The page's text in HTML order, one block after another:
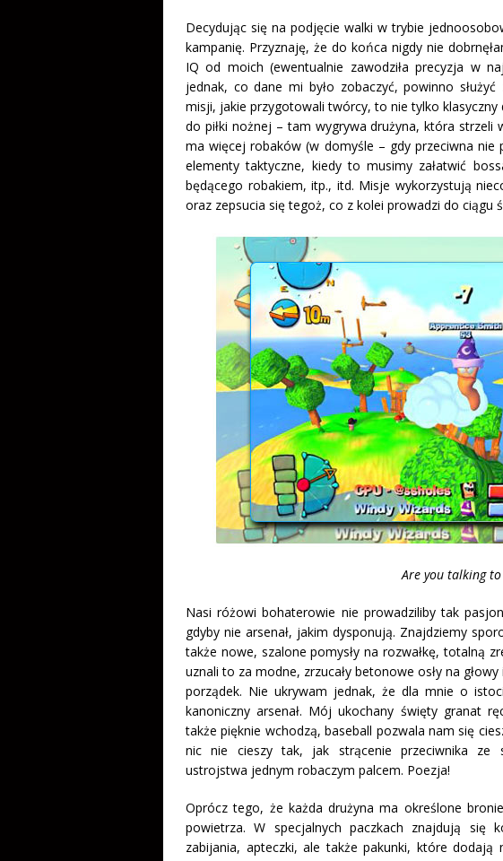
Decydując się na podjęcie walki w trybie
kampanię. Przyznaję, że do końca nigdy nie
IQ od moich (ewentualnie zawodziła precyzja w
jednak, co dane mi było zobaczyć, powinno
misji, jakie przygotowali twórcy, to nie tylko
do piłki nożnej – tam wygrywa drużyna, która
ma więcej robaków (w domyśle – gdy przeciwna nie
elementy taktyczne, kiedy to musimy załatwić
będącego robakiem, itp., itd. Misje wykorzystują
oraz zepsucia się tegoż, co z kolei prowadzi do ciągu
Are you talking to
Nasi różowi bohaterowie nie prowadziliby tak
gdyby nie arsenał, jakim dysponują. Znajdziemy
także nowe, szalone pomysły na rozwałkę, totalną
uznali to za modne, zrzucały betonowe osły na
porządek. Nie ukrywam jednak, że dla mnie o
kanoniczny arsenał. Mój ukochany święty granat
także pięknie wchodzą, baseball pozwala nam się
nic nie cieszy tak, jak strącenie przeciwnika ze
ustrojstwa jednym robaczym palcem. Poezja!
Oprócz tego, że każda drużyna ma określone
powietrza. W specjalnych paczkach znajdują się
zabijania, apteczki, ale także pakunki, które dodają